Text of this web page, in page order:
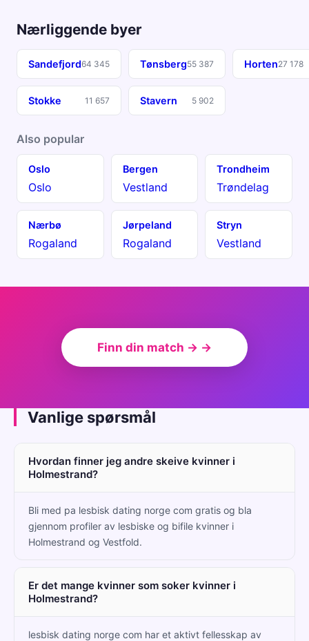
Nærliggende byer
Sandefjord64 345 Tønsberg55 387 Horten27 178
Stokke 11 657 Stavern 5 902
Also popular
Oslo
Oslo
Bergen
Vestland
Trondheim
Trøndelag
Nærbø
Rogaland
Jørpeland
Rogaland
Stryn
Vestland
Finn din match → →
Vanlige spørsmål
Hvordan finner jeg andre skeive kvinner i
Holmestrand?
Bli med pa lesbisk dating norge com gratis og bla
gjennom profiler av lesbiske og bifile kvinner i
Holmestrand og Vestfold.
Er det mange kvinner som soker kvinner i
Holmestrand?
lesbisk dating norge com har et aktivt fellesskap av